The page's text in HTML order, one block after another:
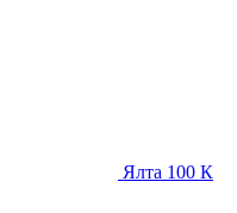
Ялта 100 К